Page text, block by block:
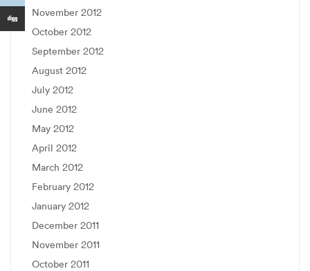
November 2012
October 2012
September 2012
August 2012
July 2012
June 2012
May 2012
April 2012
March 2012
February 2012
January 2012
December 2011
November 2011
October 2011